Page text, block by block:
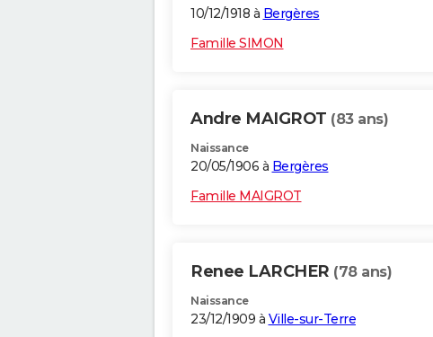
10/12/1918 à Bergères
Famille SIMON
Andre MAIGROT (83 ans)
Naissance
20/05/1906 à Bergères
Famille MAIGROT
Renee LARCHER (78 ans)
Naissance
23/12/1909 à Ville-sur-Terre